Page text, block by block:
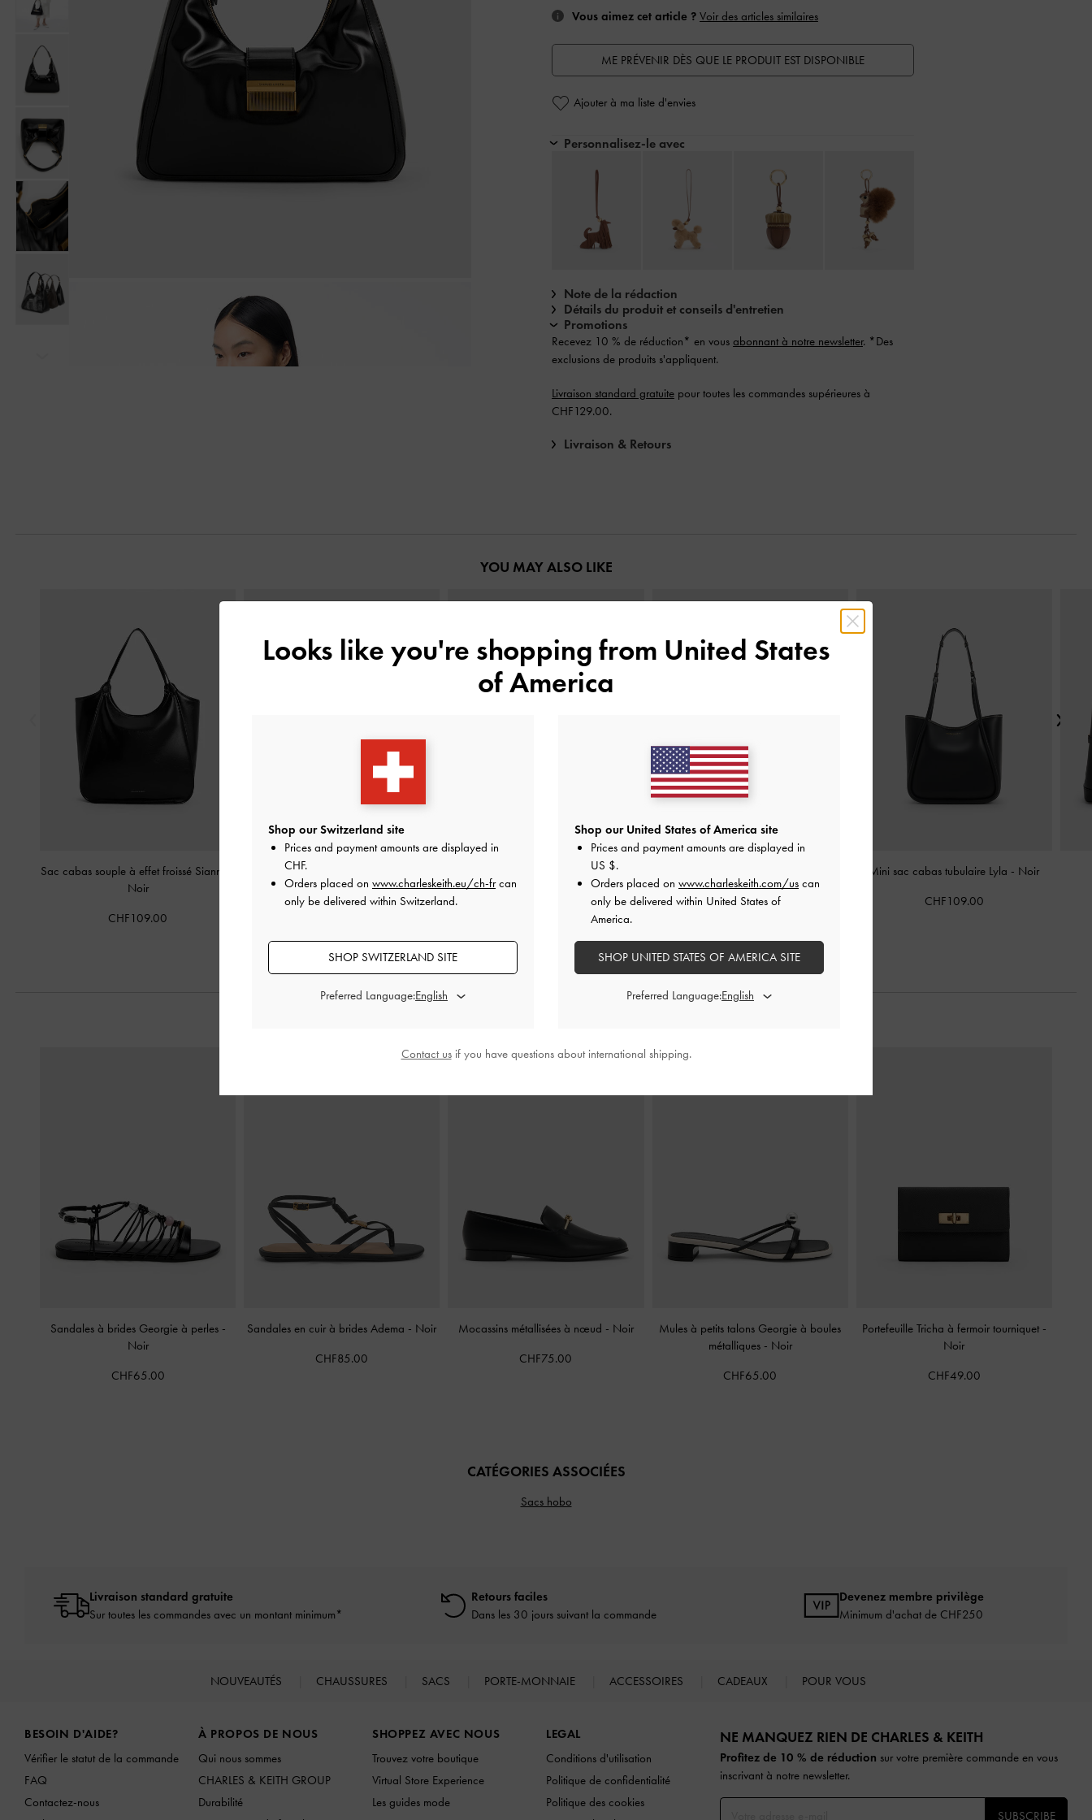
Vous aimez cet article ? Voir des articles similaires
ME PRÉVENIR DÈS QUE LE PRODUIT EST DISPONIBLE
Ajouter à ma liste d'envies
Personnalisez-le avec
Note de la rédaction
Détails du produit et conseils d'entretien
Promotions
Recevez 10 % de réduction* en vous abonnant à notre newsletter. *Des
exclusions de produits s'appliquent.
Livraison standard gratuite pour toutes les commandes supérieures à
CHF129.00.
Livraison & Retours
YOU MAY ALSO LIKE
Sac cabas souple à effet froissé Sianna
Noir
CHF109.00
Sac hobo Aislin
CHF105.00
Sac hobo à chaîne Agatha- Noir
Noir
Mini sac cabas tubulaire Lyla - Noir
CHF109.00
Sandales à brides Georgie à perles -
Noir
CHF65.00
Sandales en cuir à brides Adema - Noir
CHF85.00
Mocassins métallisées à nœud - Noir
CHF75.00
Mules à petits talons Georgie à boules
métalliques - Noir
CHF65.00
Portefeuille Tricha à fermoir tourniquet -
Noir
CHF49.00
CATÉGORIES ASSOCIÉES
Sacs hobo
Livraison standard gratuite
Sur toutes les commandes avec un montant minimum*
Retours faciles
Dans les 30 jours suivant la commande
Devenez membre privilège
Minimum d'achat de CHF250
NOUVEAUTÉS CHAUSSURES SACS PORTE-MONNAIE ACCESSOIRES CADEAUX POUR VOUS
BESOIN D'AIDE?
Vérifier le statut de la commande
FAQ
Contactez-nous
À PROPOS DE NOUS
Qui nous sommes
CHARLES & KEITH GROUP
Durabilité
SHOPPEZ AVEC NOUS
Trouvez votre boutique
Virtual Store Experience
Les guides mode
LEGAL
Conditions d'utilisation
Politique de confidentialité
Politique des cookies
NE MANQUEZ RIEN DE CHARLES & KEITH​​
Profitez de 10 % de réduction sur votre première commande en vous
inscrivant à notre newsletter.
SUBSCRIBE
Looks like you're shopping from United States
of America
Shop our Switzerland site
Prices and payment amounts are displayed in
CHF.
Orders placed on www.charleskeith.eu/ch-frcan
only be delivered within Switzerland.
SHOP SWITZERLAND SITE
Preferred Language:
Shop our United States of America site
Prices and payment amounts are displayed in
US $.
Orders placed on www.charleskeith.com/us can
only be delivered within United States of
America.
SHOP UNITED STATES OF AMERICA SITE
Preferred Language:
Contact usif you have questions about international shipping.